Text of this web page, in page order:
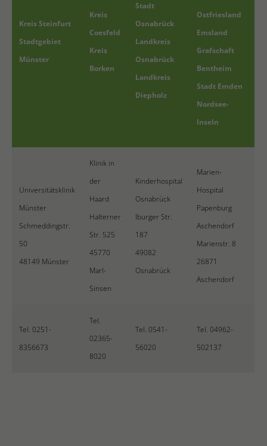
Kreis Steinfurt
Stadtgebiet
Münster
Kreis
Coesfeld
Kreis
Borken
Stadt
Osnabrück
Landkreis
Osnabrück
Landkreis
Diepholz
Ostfriesland
Emsland
Grafschaft
Bentheim
Stadt Emden
Nordsee-
Inseln
Universitätsklinik
Münster
Schmeddingstr.
50
48149 Münster
Klinik in
der
Haard
Halterner
Str. 525
45770
Marl-
Sinsen
Kinderhospital
Osnabrück
Iburger Str.
187
49082
Osnabrück
Marien-
Hospital
Papenburg
Aschendorf
Marienstr. 8
26871
Aschendorf
Tel. 0251-
8356673
Tel.
02365-
8020
Tel. 0541-
56020
Tel. 04962-
502137